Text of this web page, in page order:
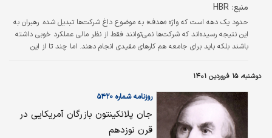
منبع: HBR
حدود یک دهه است که واژه «هدف» به موضوع داغ شرکت‌ها تبدیل شده. رهبران به
این نتیجه رسیده‌اند که شرکت‌ها نمی‌توانند فقط از نظر مالی عملکرد خوبی داشته
باشند بلکه باید برای جامعه هم کارهای مفیدی انجام دهند. اما چند تا از این
می‌‌‌روند و واقعا یک هدف را شناسایی و دنبال می‌کنند؟ این عزم است که به موفقیت
کسب و کار منجر می‌شود و در نهایت به نفع طیف وسیع‌‌‌تری از سهامداران است.
شرکت‌ها معمولا مجبور می‌‌‌شوند برای جلب رضایت…
دوشنبه، ۱۵ فروردین ۱۴۰۱
روزنامه شماره ۵۴۲۰
جان پلانکینتون بازرگان آمریکایی در
قرن نوزدهم